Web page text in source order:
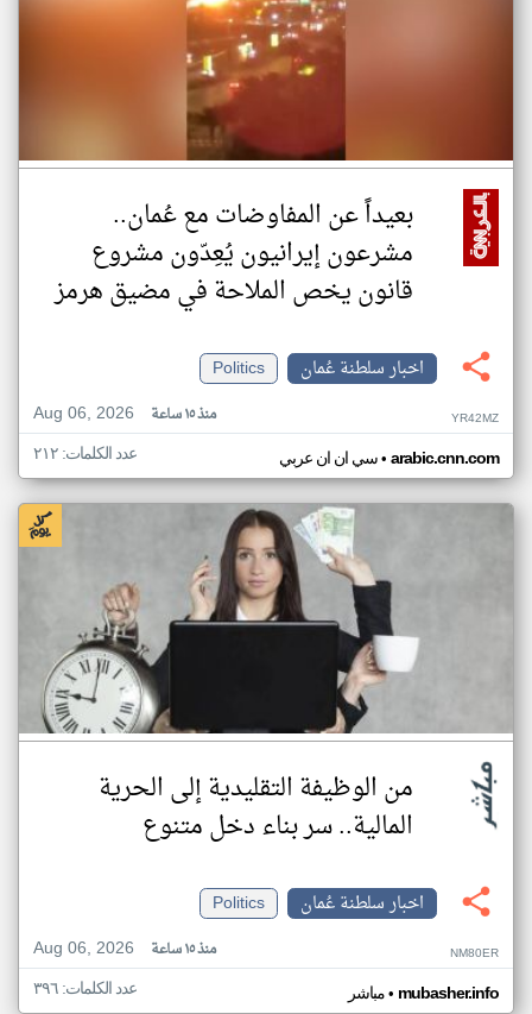
بعيداً عن المفاوضات مع عُمان..
مشرعون إيرانيون يُعِدّون مشروع
قانون يخص الملاحة في مضيق هرمز
اخبار سلطنة عُمان
Politics
Aug 06, 2026
منذ ١٥ ساعة YR42MZ
سي ان ان عربي• arabic.cnn.com عدد الكلمات: ٢١٢
من الوظيفة التقليدية إلى الحرية
المالية.. سر بناء دخل متنوع
اخبار سلطنة عُمان
Politics
Aug 06, 2026
منذ ١٥ ساعة NM80ER
مباشر• mubasher.info عدد الكلمات: ٣٩٦